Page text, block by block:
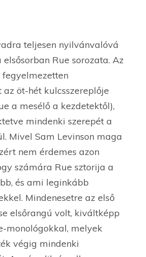
teljesen nyilvánvalóvá
Rue sorozata. Az
az öt-hét kulcsszereplője
a mesélő a kezdetektől),
mindenki szerepét a
Mivel Sam Levinson maga
nem érdemes azon
számára Rue sztorija a
és ami leginkább
Mindenesetre az első
elsőrangú volt, kiváltképp
monológokkal, melyek
végig mindenki